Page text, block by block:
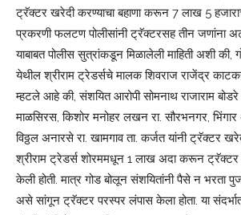
ट्रॅक्टर खरेदी करण्याचा बहाणा करून 7 लाख 5
प्रकरणी फलटण पोलीसांनी ट्रॅक्टरसह तीन जणांना
याबाबत पोलीस सुत्रांकडून मिळालेली माहिती अशी की,
येथील श्रीराम ट्रेडर्सचे मालक शिवराज राजेंद्र काटकर
म्हटले आहे की, संशयित आरोपी सोमनाथ राजाराम बोडरे
माळसिरस, किशोर मनोहर लखन रा. सौरभनगर,
विठ्ठल अनारसे रा. खामगाव ता. कर्जत यांनी ट्रॅक्टर
श्रीराम ट्रेडर्स शोरममधून 1 लाख अदा करून ट्रॅक्टर
केली होती. मात्र गोड बोलून संशयितांनी पैसे न भरता
असे सांगून ट्रॅक्टर परस्पर लंपास केला होता. या